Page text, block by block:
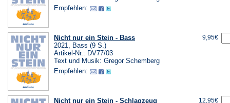
Empfehlen:
Nicht nur ein Stein - Bass
2021, Bass (9 S.)
Artikel-Nr.: DV77/03
Text und Musik: Gregor Schemberg
Empfehlen:
9,95€
Nicht nur ein Stein - Schlagzeug
12,95€